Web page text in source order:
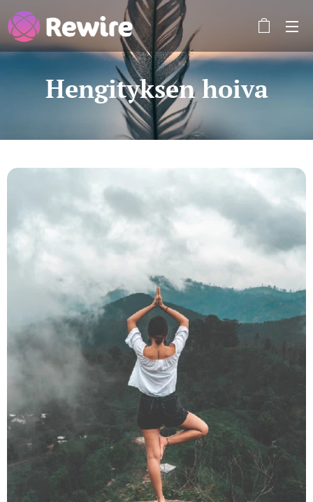
Hengityksen hoiva